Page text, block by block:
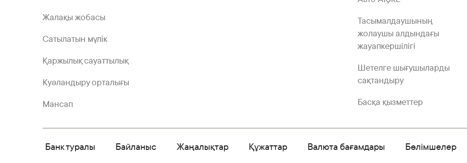
Жалақы жобасы
Сатылатын мүлік
Қаржылық сауаттылық
Куәландыру орталығы
Мансап
Тасымалдаушының
жолаушы алдындағы
жауапкершілігі
Шетелге шығушыларды
сақтандыру
Басқа қызметтер
Банк туралы Байланыс Жаңалықтар Құжаттар Валюта бағамдары Бөлімшелер